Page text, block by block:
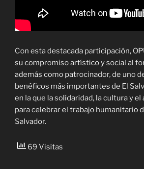
Con esta destacada participación,
su compromiso artístico y social al
además como patrocinador, de uno
benéficos más importantes de El
en la que la solidaridad, la cultura y
para celebrar el trabajo humanitario
Salvador.
69 Visitas